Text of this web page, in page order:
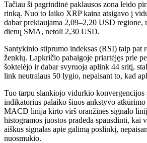
Tačiau ši pagrindinė paklausos zona leido
rinką. Nuo to laiko XRP kaina atsigavo į
dabar prekiaujama 2,09–2,20 USD regione,
dienų SMA, netoli 2,30 USD.
Santykinio stiprumo indeksas (RSI) taip pat
ženklų. Lapkričio pabaigoje priartėjęs prie
šoktelėjo ir dabar svyruoja aplink 44 sritį,
link neutralaus 50 lygio, nepaisant to, kad
Tuo tarpu slankiojo vidurkio
indikatorius palaiko šiuos ankstyvo
MACD linija kirto virš oranžinės signalo
histogramos juostos pradeda spausdinti, kai
aiškus signalas apie galimą poslinkį,
nuosmukio.